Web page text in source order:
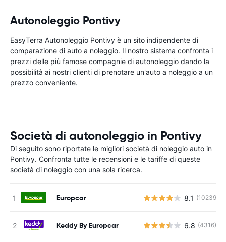
Autonoleggio Pontivy
EasyTerra Autonoleggio Pontivy è un sito indipendente di
comparazione di auto a noleggio. Il nostro sistema confronta i
prezzi delle più famose compagnie di autonoleggio dando la
possibilità ai nostri clienti di prenotare un'auto a noleggio a un
prezzo conveniente.
Società di autonoleggio in Pontivy
Di seguito sono riportate le migliori società di noleggio auto in
Pontivy. Confronta tutte le recensioni e le tariffe di queste
società di noleggio con una sola ricerca.
Europcar 8.1 (10239)
Keddy By Europcar 6.8 (4316)